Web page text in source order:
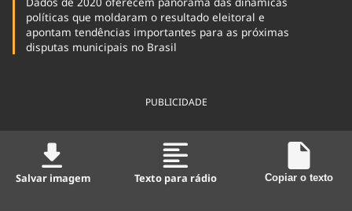
políticas que moldaram o resultado eleitoral e
apontam tendências importantes para as próximas
disputas municipais no Brasil
PUBLICIDADE
Salvar imagem Texto para rádio Copiar o texto